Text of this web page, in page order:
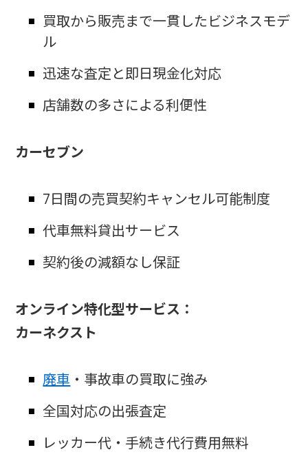
買取から販売まで一貫したビジネスモデ
ル
迅速な査定と即日現金化対応
店舗数の多さによる利便性
カーセブン
7日間の売買契約キャンセル可能制度
代車無料貸出サービス
契約後の減額なし保証
オンライン特化型サービス：
カーネクスト
廃車 ・事故車の買取に強み
全国対応の出張査定
レッカー代・手続き代行費用無料